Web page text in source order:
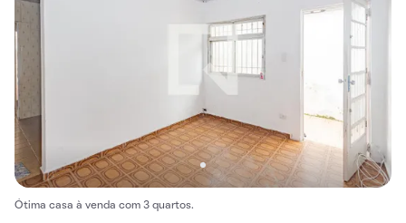
Ótima casa à venda com 3 quartos.